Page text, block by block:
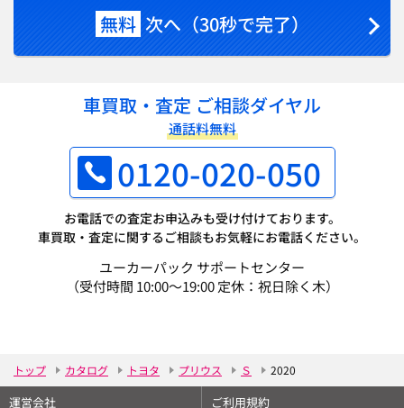
無料 次へ（30秒で完了）
車買取・査定 ご相談ダイヤル
通話料無料
0120-020-050
お電話での査定お申込みも受け付けております。
車買取・査定に関するご相談もお気軽にお電話ください。
ユーカーパック サポートセンター
（受付時間 10:00～19:00 定休：祝日除く木）
トップ カタログ トヨタ プリウス Ｓ 2020
運営会社 ご利用規約